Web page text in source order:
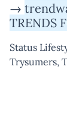
→
TRENDS
Status
Trysumers,